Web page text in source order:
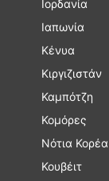
Ιορδανία
Ιαπωνία
Κένυα
Κιργιζιστάν
Καμπότζη
Κομόρες
Νότια Κορέα
Κουβέιτ